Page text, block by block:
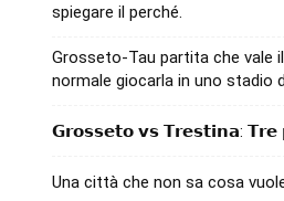
spiegare il perché.
Grosseto-Tau partita che vale
normale giocarla in uno stadio
𝗚𝗿𝗼𝘀𝘀𝗲𝘁𝗼 𝘃𝘀 𝗧𝗿𝗲𝘀𝘁𝗶𝗻𝗮: 𝗧𝗿𝗲
Una città che non sa cosa